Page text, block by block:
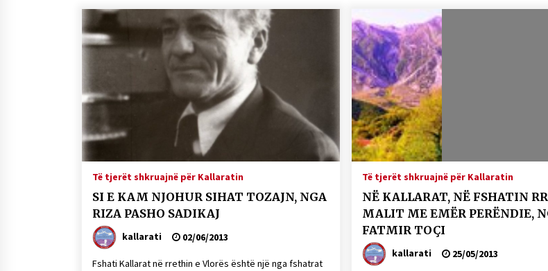
Të tjerët shkruajnë për Kallaratin
SI E KAM NJOHUR SIHAT TOZAJN, NGA
RIZA PASHO SADIKAJ
kallarati 02/06/2013
Fshati Kallarat në rrethin e Vlorës është një nga fshatrat
Të tjerët shkruajnë për Kallaratin
NË KALLARAT, NË FSHATIN
MALIT ME EMËR PERËNDIE,
FATMIR TOÇI
kallarati 25/05/2013